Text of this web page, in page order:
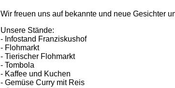
Wir freuen uns auf bekannte und neue Gesichter
Unsere Stände:
- Infostand Franziskushof
- Flohmarkt
- Tierischer Flohmarkt
- Tombola
- Kaffee und Kuchen
- Gemüse Curry mit Reis